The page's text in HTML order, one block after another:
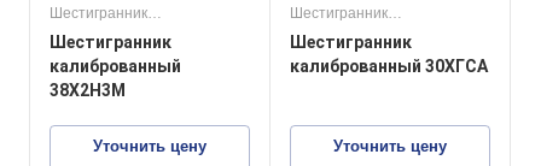
Шестигранник
калиброванный
конструкционные стали
Шестигранник
калиброванный
38Х2Н3М
Уточнить цену
Шестигранник
калиброванный
конструкционные стали
Шестигранник
калиброванный 30ХГСА
Уточнить цену